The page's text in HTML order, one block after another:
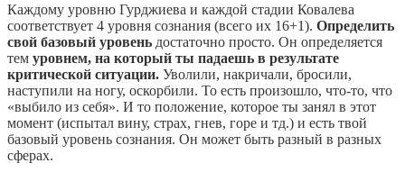
Каждому уровню Гурджиева и каждой стадии Ковалева
соответствует 4 уровня сознания (всего их 16+1). Определить
свой базовый уровень достаточно просто. Он определяется
тем уровнем, на который ты падаешь в результате
критической ситуации. Уволили, накричали, бросили,
наступили на ногу, оскорбили. То есть произошло, что-то, что
«выбило из себя». И то положение, которое ты занял в этот
момент (испытал вину, страх, гнев, горе и тд.) и есть твой
базовый уровень сознания. Он может быть разный в разных
сферах.